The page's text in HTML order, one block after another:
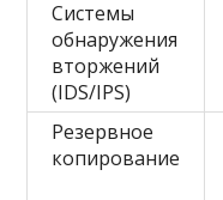
Системы
обнаружения
вторжений
(IDS/IPS)
Резервное
копирование